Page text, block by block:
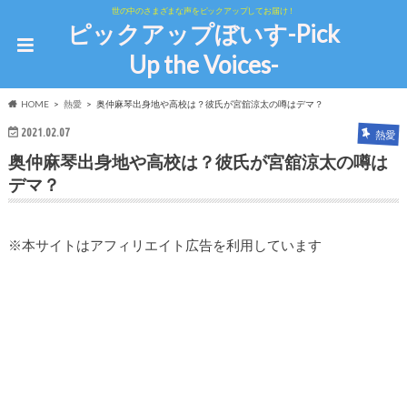
世の中のさまざまな声をピックアップしてお届け！
ピックアップぼいす-Pick
Up the Voices-
HOME 熱愛 奥仲麻琴出身地や高校は？彼氏が宮舘涼太の噂はデマ？
2021.02.07 熱愛
奥仲麻琴出身地や高校は？彼氏が宮舘涼太の噂は
デマ？
※本サイトはアフィリエイト広告を利用しています